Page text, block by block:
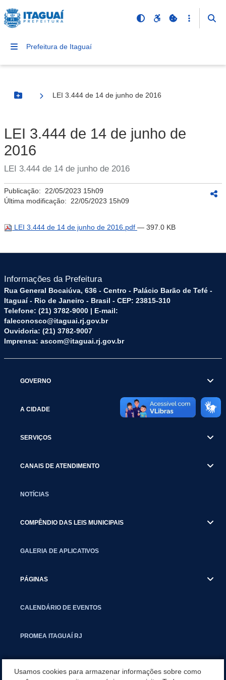
Prefeitura de Itaguaí
Botão Menu
LEI 3.444 de 14 de junho de 2016
LEI 3.444 de 14 de junho de
2016
LEI 3.444 de 14 de junho de 2016
Publicação: 22/05/2023 15h09
Última modificação: 22/05/2023 15h09
LEI 3.444 de 14 de junho de 2016.pdf — 397.0 KB
Informações da Prefeitura
Rua General Bocaiúva, 636 - Centro - Palácio Barão de Tefé -
Itaguaí - Rio de Janeiro - Brasil - CEP: 23815-310
Telefone: (21) 3782-9000 | E-mail:
faleconosco@itaguai.rj.gov.br
Ouvidoria: (21) 3782-9007
Imprensa: ascom@itaguai.rj.gov.br
GOVERNO
A CIDADE
SERVIÇOS
CANAIS DE ATENDIMENTO
NOTÍCIAS
COMPÊNDIO DAS LEIS MUNICIPAIS
GALERIA DE APLICATIVOS
PÁGINAS
CALENDÁRIO DE EVENTOS
PROMEA ITAGUAÍ RJ
Usamos cookies para armazenar informações sobre como